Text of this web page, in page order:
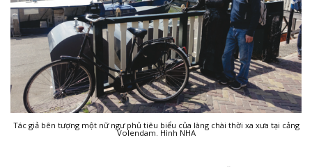
Tác giả bên tượng một nữ ngư phủ tiêu biểu của làng chài thời xa xưa tại cảng
Volendam. Hình NHA